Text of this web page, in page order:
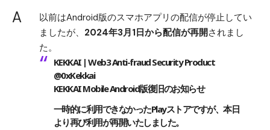
A
以前はAndroid版のスマホアプリの配信が停止してい
ましたが、 2024年3月1日から配信が再開 されまし
た。
KEKKAI | Web3 Anti-fraud Security Product
@0xKekkai
KEKKAI Mobile Android版復旧のお知らせ
一時的に利用できなかったPlayストアですが、本日
より再び利用が再開いたしました。